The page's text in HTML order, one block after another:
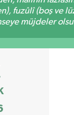
fuzûlî (boş ve
müjdeler